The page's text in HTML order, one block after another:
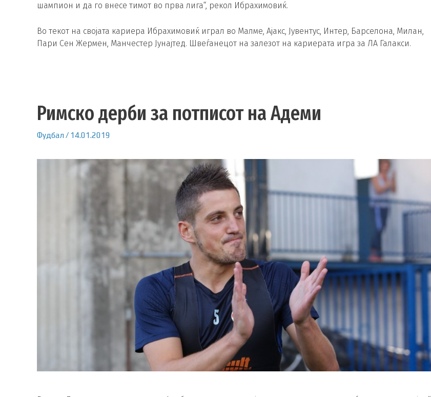
шампион и да го внесе тимот во прва лига“, рекол Ибрахимовиќ.
Во текот на својата кариера Ибрахимовиќ играл во Малме, Ајакс, Јувентус, Интер, Барселона, Милан,
Пари Сен Жермен, Манчестер Јунајтед. Швеѓанецот на залезот на кариерата игра за ЛА Галакси.
Римско дерби за потписот на Адеми
Фудбал / 14.01.2019